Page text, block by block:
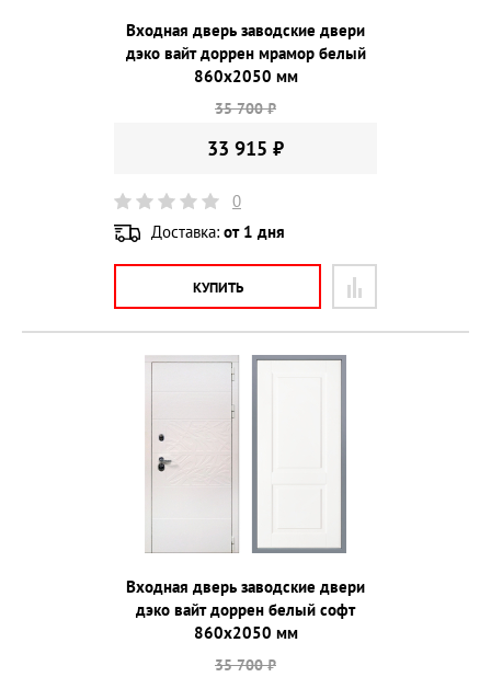
Входная дверь заводские двери
дэко вайт доррен мрамор белый
860х2050 мм
35 700 ₽
33 915 ₽
0
Доставка: от 1 дня
КУПИТЬ
Входная дверь заводские двери
дэко вайт доррен белый софт
860х2050 мм
35 700 ₽